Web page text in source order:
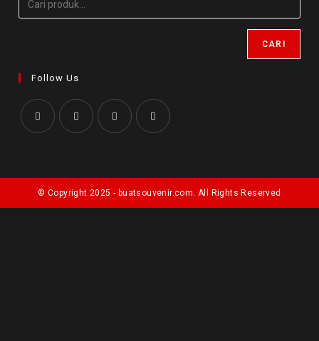
CARI
Follow Us
© Copyright 2025 - buatsouvenir.com. All Rights Reserved